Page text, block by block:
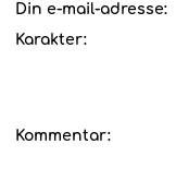
Din e-mail-adresse:
Karakter:
Kommentar: